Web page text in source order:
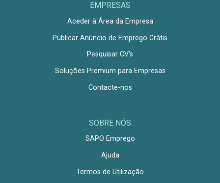
EMPRESAS
Aceder à Área da Empresa
Publicar Anúncio de Emprego Grátis
Pesquisar CV's
Soluções Premium para Empresas
Contacte-nos
SOBRE NÓS
SAPO Emprego
Ajuda
Termos de Utilização